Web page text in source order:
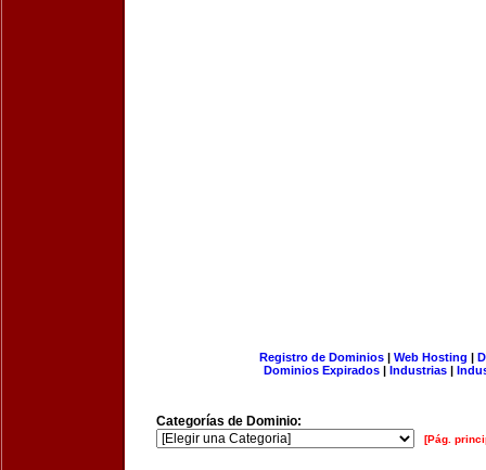
Registro de Dominios| Web Hosting |
Dominios Expirados | Industrias |
Categorías de Dominio:
[Pág.